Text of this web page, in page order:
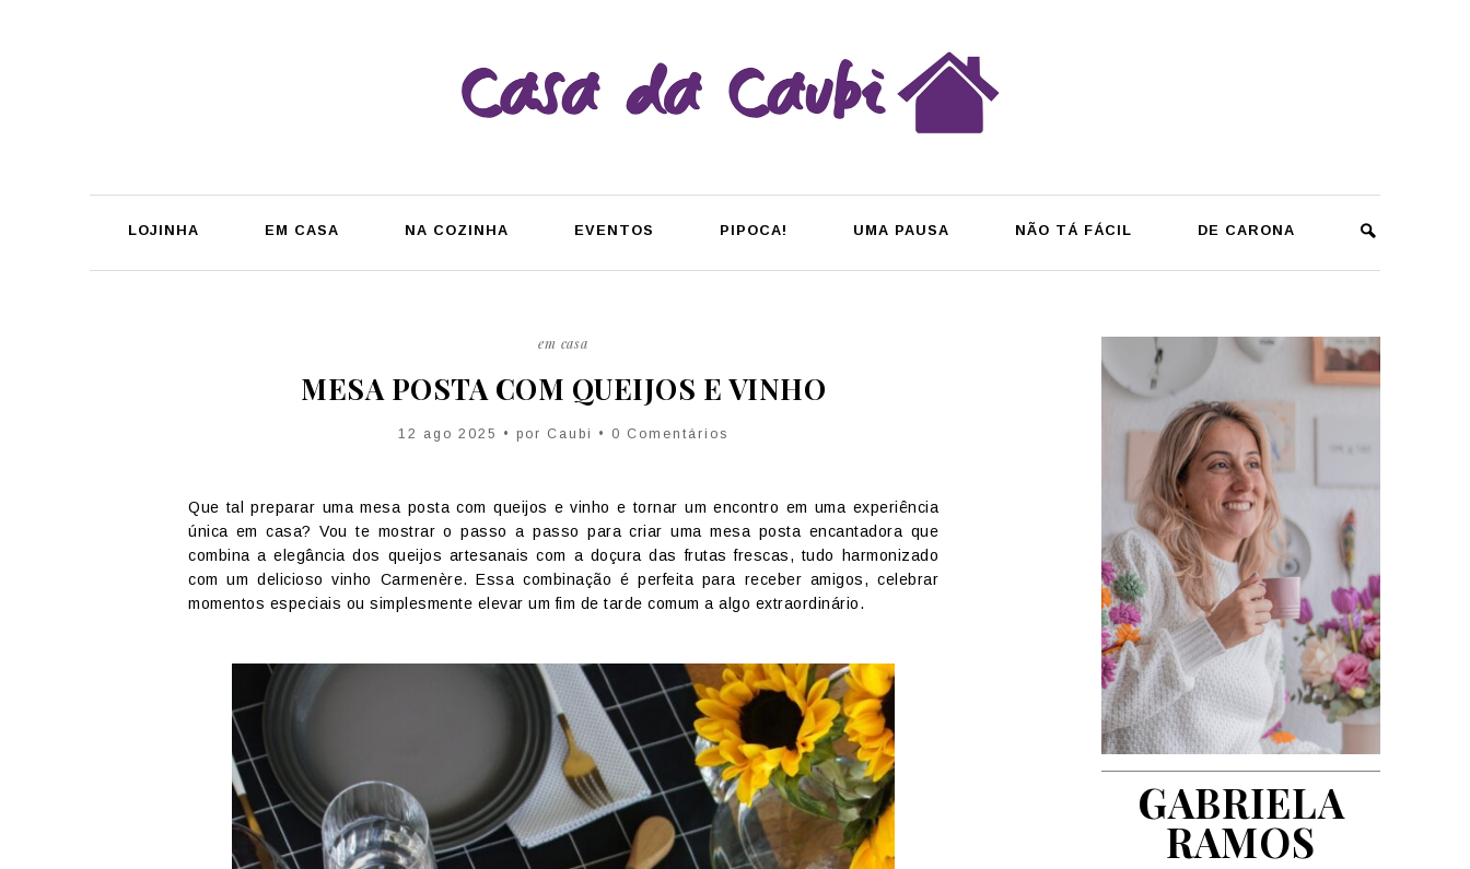
LOJINHA EM CASA NA COZINHA EVENTOS PIPOCA! UMA PAUSA NÃO TÁ FÁCIL DE CARONA
em casa
MESA POSTA COM QUEIJOS E VINHO
12 ago 2025 • por Caubi • 0 Comentários
Que tal preparar uma mesa posta com queijos e vinho e tornar um encontro em uma experiência
única em casa? Vou te mostrar o passo a passo para criar uma mesa posta encantadora que
combina a elegância dos queijos artesanais com a doçura das frutas frescas, tudo harmonizado
com um delicioso vinho Carmenère. Essa combinação é perfeita para receber amigos, celebrar
momentos especiais ou simplesmente elevar um fim de tarde comum a algo extraordinário.
GABRIELA
RAMOS